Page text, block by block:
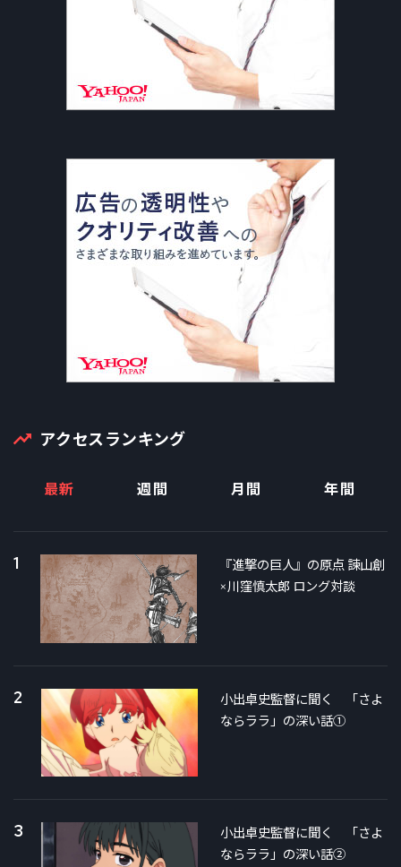
アクセスランキング
最新 週間 月間 年間
1
『進撃の巨人』の原点 諫山創
×川窪慎太郎 ロング対談
2
小出卓史監督に聞く 「さよ
ならララ」の深い話①
3
小出卓史監督に聞く 「さよ
ならララ」の深い話②